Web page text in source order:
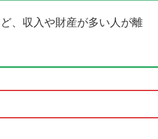
、収入や財産が多い人が離